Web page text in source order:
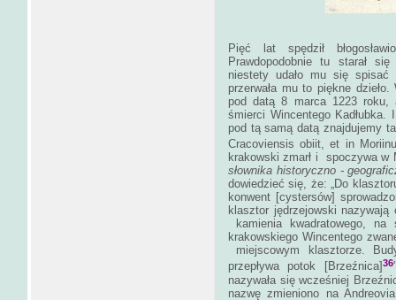
Pięć lat spędził
Prawdopodobnie tu starał
niestety udało mu się
przerwała mu to piękne
pod datą 8 marca 1223
śmierci Wincentego
pod tą samą datą znajdujemy
Cracoviensis obiit, et in
krakowski zmarł i spoczywa w
słownika historyczno -
dowiedzieć się, że: „Do
konwent [cystersów]
klasztor jędrzejowski
kamienia kwadratowego,
krakowskiego Wincentego
miejscowym klasztorze.
przepływa potok [Brzeźnica] 36
nazywała się wcześniej
nazwę zmieniono na